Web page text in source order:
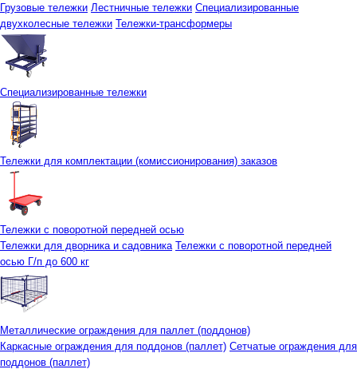
Грузовые тележки Лестничные тележки Специализированные
двухколесные тележки Тележки-трансформеры
Специализированные тележки
Тележки для комплектации (комиссионирования) заказов
Тележки с поворотной передней осью
Тележки для дворника и садовника Тележки с поворотной передней
осью Г/п до 600 кг
Металлические ограждения для паллет (поддонов)
Каркасные ограждения для поддонов (паллет) Сетчатые ограждения для
поддонов (паллет)